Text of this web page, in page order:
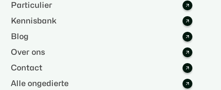
Particulier
Kennisbank
Blog
Over ons
Contact
Alle ongedierte